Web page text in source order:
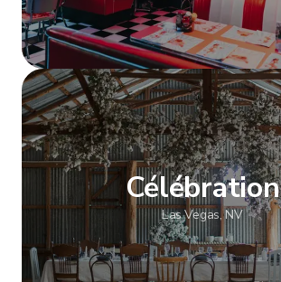
Célébration
Las Vegas, NV